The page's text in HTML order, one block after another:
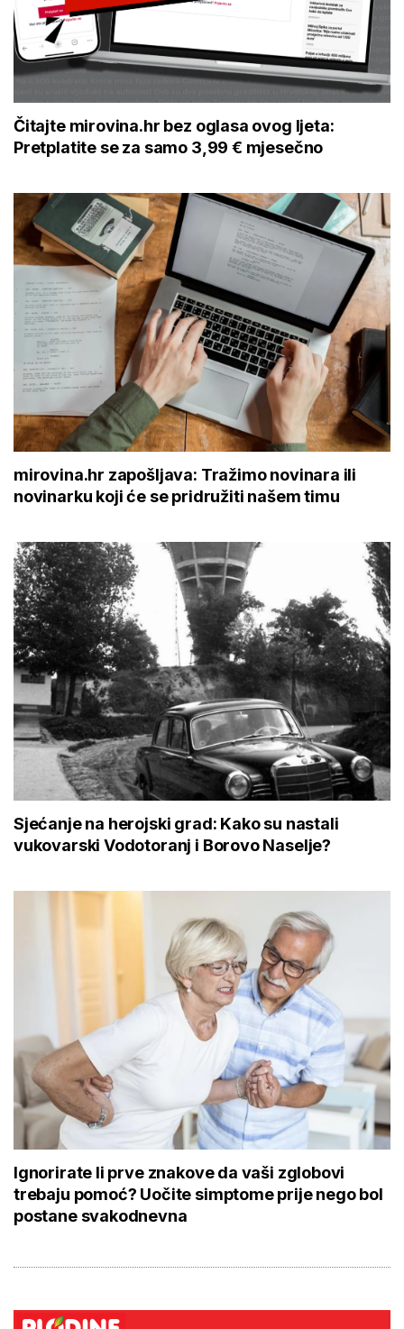
Čitajte mirovina.hr bez oglasa ovog ljeta:
Pretplatite se za samo 3,99 € mjesečno
mirovina.hr zapošljava: Tražimo novinara ili
novinarku koji će se pridružiti našem timu
Sjećanje na herojski grad: Kako su nastali
vukovarski Vodotoranj i Borovo Naselje?
Ignorirate li prve znakove da vaši zglobovi
trebaju pomoć? Uočite simptome prije nego bol
postane svakodnevna